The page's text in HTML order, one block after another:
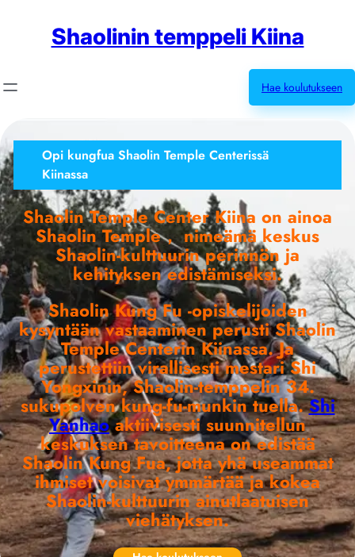
Shaolinin temppeli Kiina
Hae koulutukseen
Opi kungfua Shaolin Temple Centerissä
Kiinassa
Shaolin Temple Center Kiina on ainoa
Shaolin Temple， nimeämä keskus
Shaolin-kulttuurin perinnön ja
kehityksen edistämiseksi.
Shaolin Kung Fu -opiskelijoiden
kysyntään vastaaminen perusti Shaolin
Temple Centerin Kiinassa. Ja
perustettiin virallisesti mestari Shi
Yongxinin, Shaolin-temppelin 34.
sukupolven kung-fu-munkin tuella.Shi
Yanhaoaktiivisesti suunnitellun
keskuksen tavoitteena on edistää
Shaolin Kung Fua, jotta yhä useammat
ihmiset voisivat ymmärtää ja kokea
Shaolin-kulttuurin ainutlaatuisen
viehätyksen.